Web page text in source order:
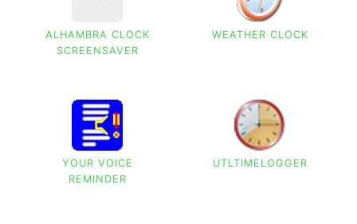
ALHAMBRA CLOCK
SCREENSAVER
WEATHER CLOCK
YOUR VOICE
REMINDER
UTLTIMELOGGER